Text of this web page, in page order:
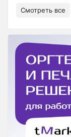
Смотреть все